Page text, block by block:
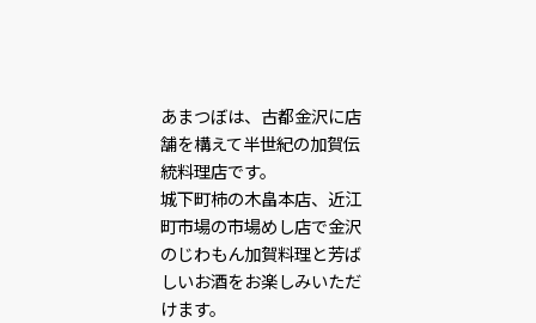
あまつぼは、古都金沢に店
舗を構えて半世紀の加賀伝
統料理店です。
城下町柿の木畠本店、近江
町市場の市場めし店で金沢
のじわもん加賀料理と芳ば
しいお酒をお楽しみいただ
けます。